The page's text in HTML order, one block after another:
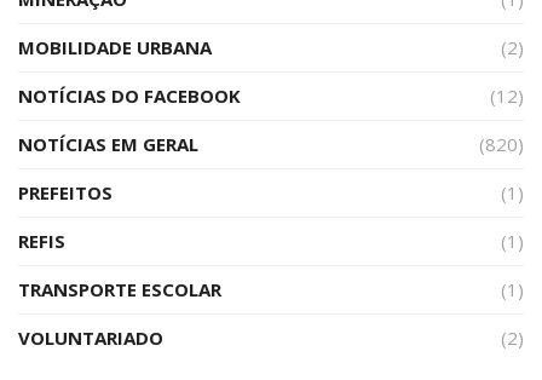
MOBILIDADE URBANA
(2)
NOTÍCIAS DO FACEBOOK
(12)
NOTÍCIAS EM GERAL
(820)
PREFEITOS
(1)
REFIS
(1)
TRANSPORTE ESCOLAR
(1)
VOLUNTARIADO
(2)